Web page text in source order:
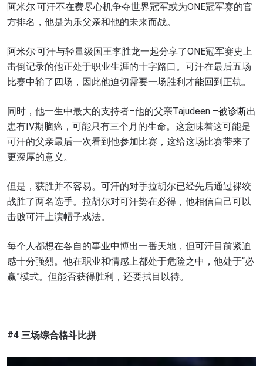
阿米尔·可汗不在费尽心机争夺世界冠军或为ONE冠军赛的官
方排名，他是为乐父亲和他的未来而战。
阿米尔·可汗与轻量级国王李胜龙一起分享了ONE冠军赛史上
击倒记录的他正处于职业生涯的十字路口。可汗在最后五场
比赛中输了四场，因此他迫切需要一场胜利才能回到正轨。
同时，他一生中最大的支持者–他的父亲Tajudeen –被诊断出
患有IV期脑癌，可能只有三个月的生命。这意味着这可能是
可汗的父亲最后一次看到他参加比赛，这给这场比赛带来了
更深厚的意义。
但是，获胜并不容易。可汗的对手拉胡尔已经先后通过裸绞
战胜了两名选手。拉胡尔对可汗势在必得，他相信自己可以
击败可汗上演帽子戏法。
每个人都想在各自的事业中博出一番天地，但可汗目前紧迫
感十分强烈。他在职业和情感上都处于危险之中，他处于“必
赢”模式。但能否获得胜利，还要拭目以待。
#4 三场综合格斗比拼